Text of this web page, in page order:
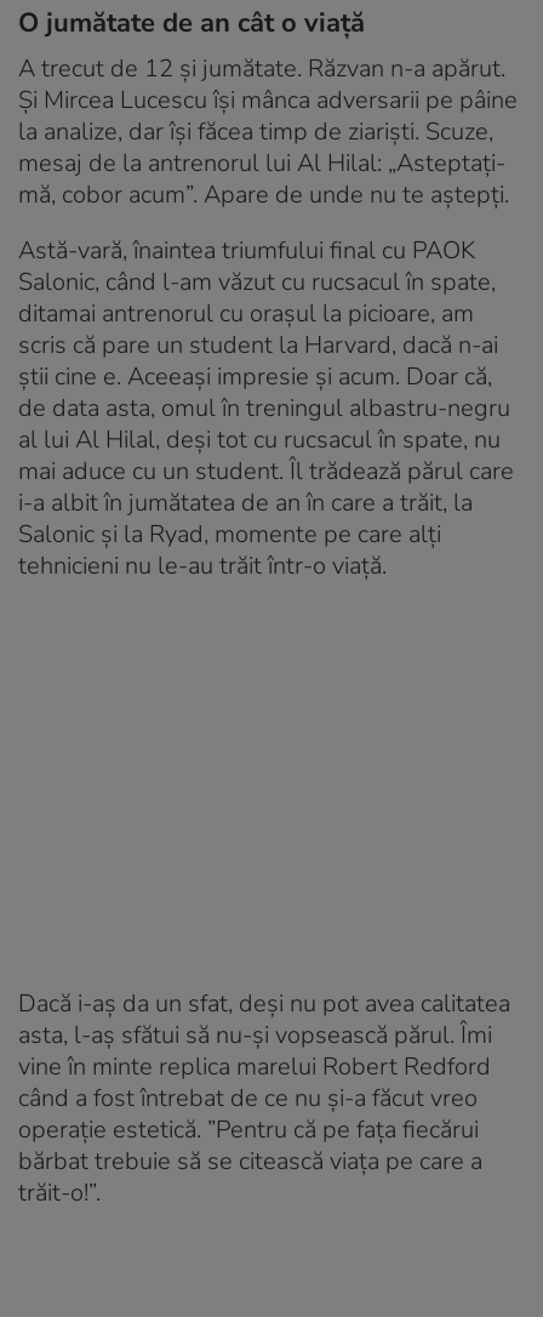
O jumătate de an cât o viață
A trecut de 12 și jumătate. Răzvan n-a apărut.
Și Mircea Lucescu își mânca adversarii pe pâine
la analize, dar își făcea timp de ziariști. Scuze,
mesaj de la antrenorul lui Al Hilal: „Asteptați-
mă, cobor acum”. Apare de unde nu te aștepți.
Astă-vară, înaintea triumfului final cu PAOK
Salonic, când l-am văzut cu rucsacul în spate,
ditamai antrenorul cu orașul la picioare, am
scris că pare un student la Harvard, dacă n-ai
știi cine e. Aceeași impresie și acum. Doar că,
de data asta, omul în treningul albastru-negru
al lui Al Hilal, deși tot cu rucsacul în spate, nu
mai aduce cu un student. Îl trădează părul care
i-a albit în jumătatea de an în care a trăit, la
Salonic și la Ryad, momente pe care alți
tehnicieni nu le-au trăit într-o viață.
Dacă i-aș da un sfat, deși nu pot avea calitatea
asta, l-aș sfătui să nu-și vopsească părul. Îmi
vine în minte replica marelui Robert Redford
când a fost întrebat de ce nu și-a făcut vreo
operație estetică. ”Pentru că pe fața fiecărui
bărbat trebuie să se citească viața pe care a
trăit-o!”.